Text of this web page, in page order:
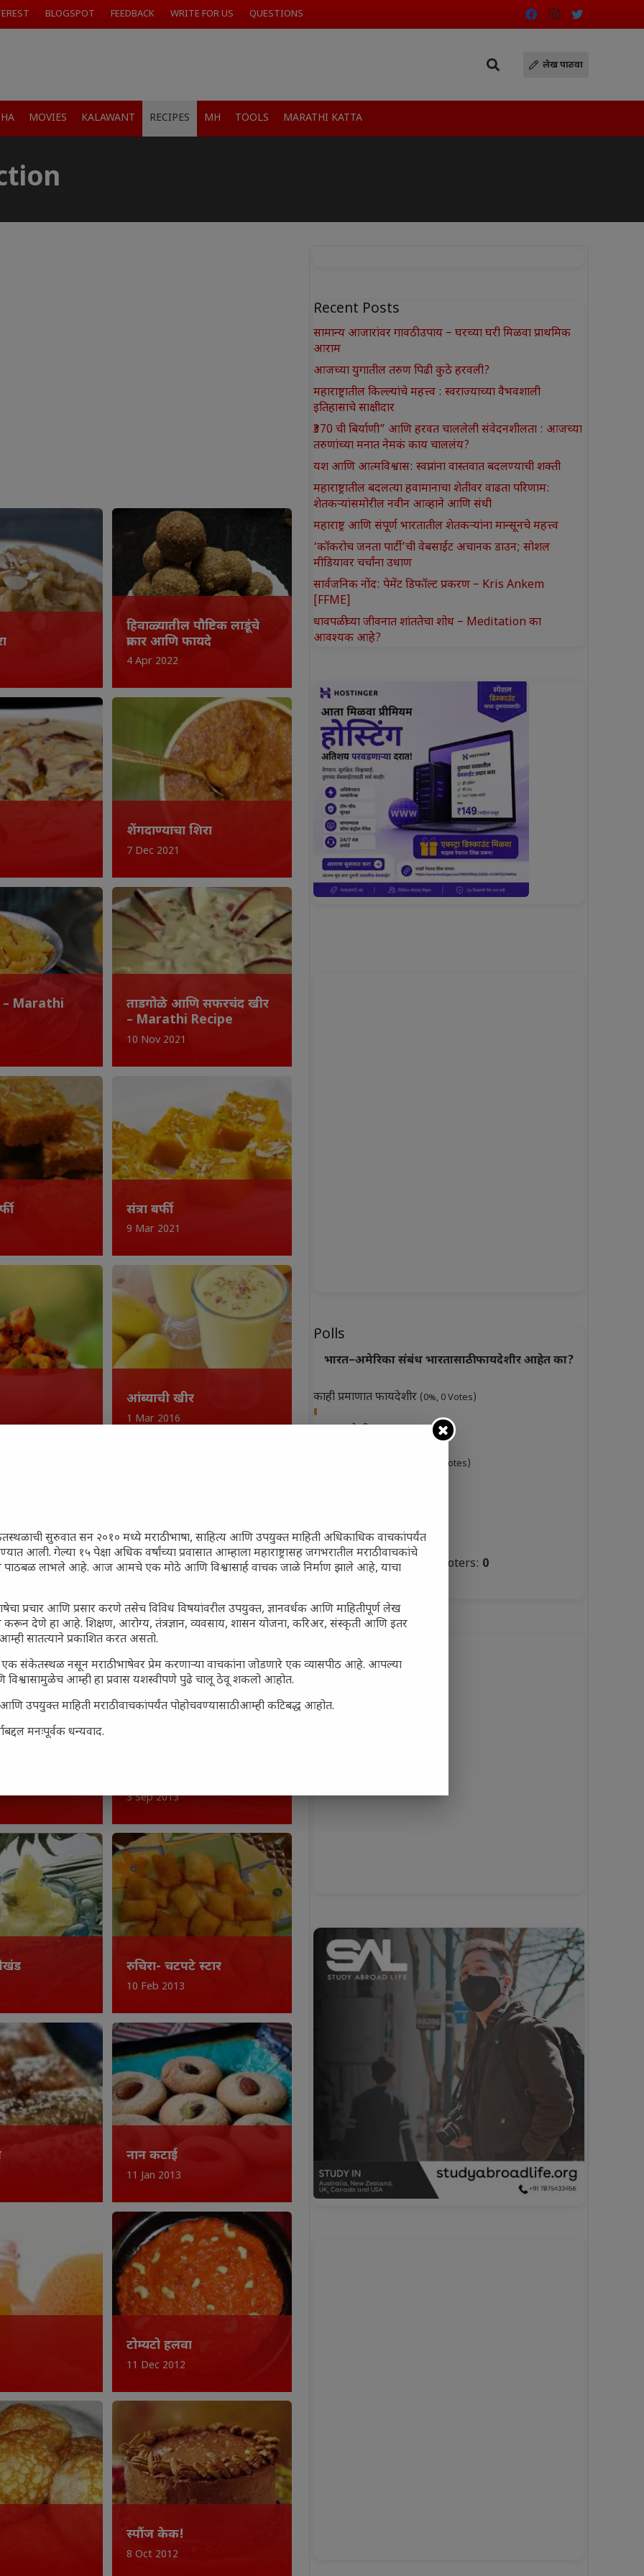
BLOGSPOT FEEDBACK WRITE FOR US QUESTIONS
लेख पाठवा
MOVIES KALAWANT RECIPES MH TOOLS MARATHI KATTA
हिवाळ्यातील पौष्टिक लाडूंचे
प्रकार आणि फायदे
4 Apr 2022
शेंगदाण्याचा शिरा
7 Dec 2021
– Marathi
ताडगोळे आणि सफरचंद खीर
– Marathi Recipe
10 Nov 2021
संत्रा बर्फी
9 Mar 2021
आंब्याची खीर
1 Mar 2016
29 Dec 2014
स्वादिष्ट पूरण
3 Sep 2013
रुचिरा- चटपटे स्टार
10 Feb 2013
नान कटाई
11 Jan 2013
टोम्यटो हलवा
11 Dec 2012
स्पौंज केक!
8 Oct 2012
Recent Posts
सामान्य आजारांवर गावठी उपाय – घरच्या घरी मिळवा प्राथमिक
आराम
आजच्या युगातील तरुण पिढी कुठे हरवली?
महाराष्ट्रातील किल्ल्यांचे महत्त्व : स्वराज्याच्या वैभवशाली
इतिहासाचे साक्षीदार
₹370 ची बिर्याणी” आणि हरवत चाललेली संवेदनशीलता : आजच्या
तरुणांच्या मनात नेमकं काय चाललंय?
यश आणि आत्मविश्वास: स्वप्नांना वास्तवात बदलण्याची शक्ती
महाराष्ट्रातील बदलत्या हवामानाचा शेतीवर वाढता परिणाम:
शेतकऱ्यांसमोरील नवीन आव्हाने आणि संधी
महाराष्ट्र आणि संपूर्ण भारतातील शेतकऱ्यांना मान्सूनचे महत्त्व
‘कॉकरोच जनता पार्टी’ची वेबसाईट अचानक डाउन; सोशल
मीडियावर चर्चांना उधाण
सार्वजनिक नोंद: पेमेंट डिफॉल्ट प्रकरण – Kris Ankem
[FFME]
धावपळीच्या जीवनात शांततेचा शोध – Meditation का
आवश्यक आहे?
Polls
भारत–अमेरिका संबंध भारतासाठी फायदेशीर आहेत का?
काही प्रमाणात फायदेशीर (0%, 0 Votes)
(0%, 3 Votes)
(0%, 0 Votes)
तटस्थ(0%, 3 Votes)
Total Voters: 0
सुरुवात सन २०१० मध्ये मराठी भाषा, साहित्य आणि उपयुक्त माहिती अधिकाधिक वाचकांपर्यंत
आली. गेल्या १५ पेक्षा अधिक वर्षांच्या प्रवासात आम्हाला महाराष्ट्रासह जगभरातील मराठी वाचकांचे
पाठबळ लाभले आहे. आज आमचे एक मोठे आणि विश्वासार्ह वाचक जाळे निर्माण झाले आहे, याचा
प्रचार आणि प्रसार करणे तसेच विविध विषयांवरील उपयुक्त, ज्ञानवर्धक आणि माहितीपूर्ण लेख
करून देणे हा आहे. शिक्षण, आरोग्य, तंत्रज्ञान, व्यवसाय, शासन योजना, करिअर, संस्कृती आणि इतर
सातत्याने प्रकाशित करत असतो.
संकेतस्थळ नसून मराठी भाषेवर प्रेम करणाऱ्या वाचकांना जोडणारे एक व्यासपीठ आहे. आपल्या
आम्ही हा प्रवास यशस्वीपणे पुढे चालू ठेवू शकलो आहोत.
आणि उपयुक्त माहिती मराठी वाचकांपर्यंत पोहोचवण्यासाठी आम्ही कटिबद्ध आहोत.
मनःपूर्वक धन्यवाद.